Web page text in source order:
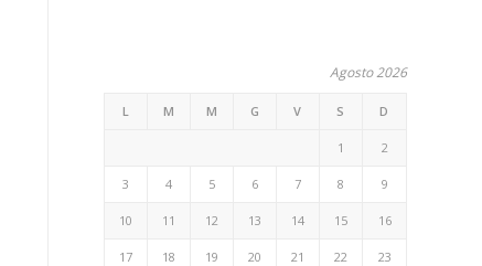
Agosto 2026
L M M G V S D
1 2
3 4 5 6 7 8 9
10 11 12 13 14 15 16
17 18 19 20 21 22 23